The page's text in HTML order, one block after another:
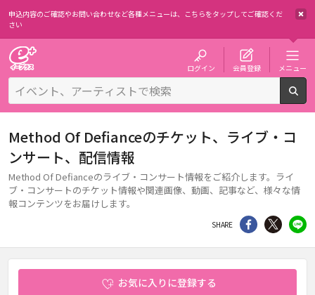
申込内容のご確認やお問い合わせなど各種メニューは、 こちらをタップしてご確認くだ
さい
ログイン 会員登録 メニュー
Method Of Defianceのチケット、ライブ・コ
ンサート、配信情報
Method Of Defianceのライブ・コンサート情報をご紹介します。ライ
ブ・コンサートのチケット情報や関連画像、動画、記事など、様々な情
報コンテンツをお届けします。
SHARE シェア Twitter
お気に入りに登録する